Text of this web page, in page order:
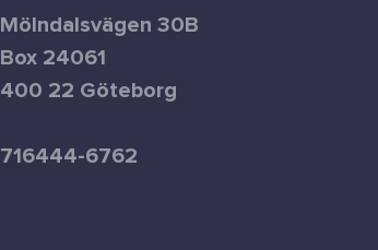
Mölndalsvägen 30B
Box 24061
400 22 Göteborg
716444-6762